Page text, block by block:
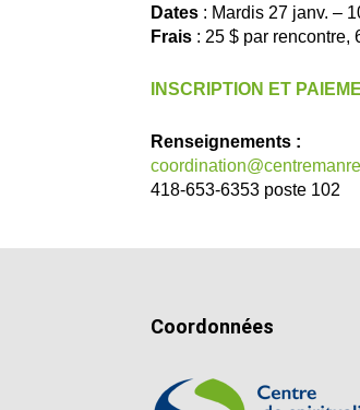
Dates : Mardis 27 janv. –
Frais : 25 $ par rencontre,
INSCRIPTION ET
Renseignements :
418-653-6353 poste 102
Coordonnées